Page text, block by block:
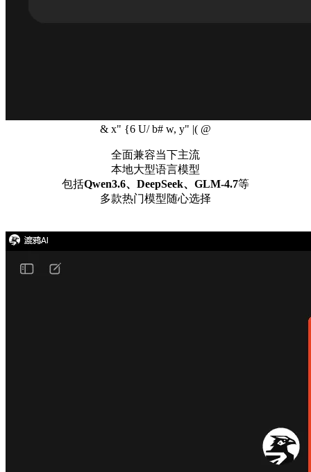
& x" {6 U/ b# w, y" |( @
全面兼容当下主流
本地大型语言模型
包括Qwen3.6、DeepSeek、GLM-4.7等
多款热门模型随心选择